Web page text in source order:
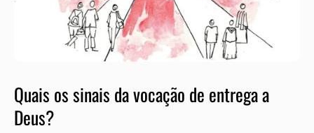
Quais os sinais da vocação de entrega a
Deus?